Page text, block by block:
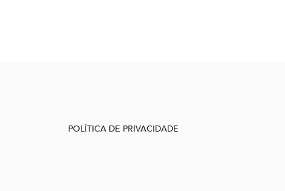
POLÍTICA DE PRIVACIDADE